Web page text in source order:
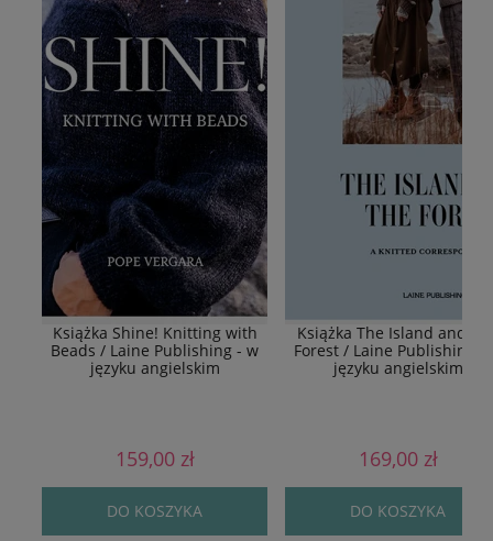
Książka Shine! Knitting with
Beads / Laine Publishing - w
języku angielskim
159,00 zł
DO KOSZYKA
Książka The Island and
Forest / Laine Publishing -
języku angielskim
169,00 zł
DO KOSZYKA